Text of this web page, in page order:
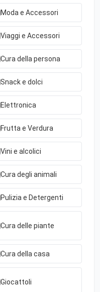
Moda e Accessori
Viaggi e Accessori
Cura della persona
Snack e dolci
Elettronica
Frutta e Verdura
Vini e alcolici
Cura degli animali
Pulizia e Detergenti
Cura delle piante
Cura della casa
Giocattoli